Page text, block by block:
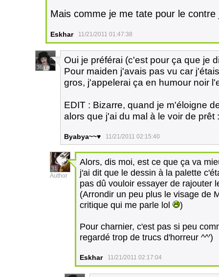
Mais comme je me tate pour le contre
Eskhar 11/21/2011 01:47:38
36
Oui je préférai (c'est pour ça que je
Pour maiden j'avais pas vu car
gros, j'appelerai ça en humour noir
EDIT : Bizarre, quand je m'éloigne
alors que j'ai du mal à le voir de prêt
Byabya~~♥ 11/21/2011 02:15:40
31
Author
Alors, dis moi, est ce que ça va
j'ai dit que le dessin à la palette
pas dû vouloir essayer de rajouter
(Arrondir un peu plus le visage de
critique qui me parle lol
)
Pour charnier, c'est pas si peu
regardé trop de trucs d'horreur ^^')
Eskhar 11/21/2011 02:17:04